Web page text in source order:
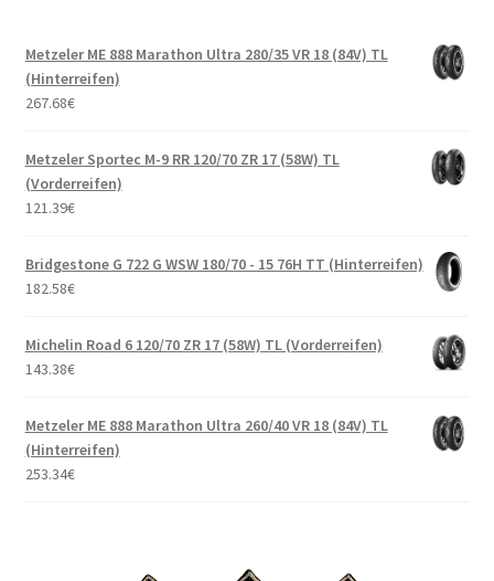
Metzeler ME 888 Marathon Ultra 280/35 VR 18 (84V) TL
(Hinterreifen)
267.68€
Metzeler Sportec M-9 RR 120/70 ZR 17 (58W) TL
(Vorderreifen)
121.39€
Bridgestone G 722 G WSW 180/70 - 15 76H TT (Hinterreifen)
182.58€
Michelin Road 6 120/70 ZR 17 (58W) TL (Vorderreifen)
143.38€
Metzeler ME 888 Marathon Ultra 260/40 VR 18 (84V) TL
(Hinterreifen)
253.34€